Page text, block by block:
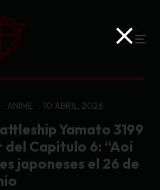
· ANIME · 10 ABRIL, 2026
Yamato 3199
Capítulo 6: “Aoi
japoneses el 26 de